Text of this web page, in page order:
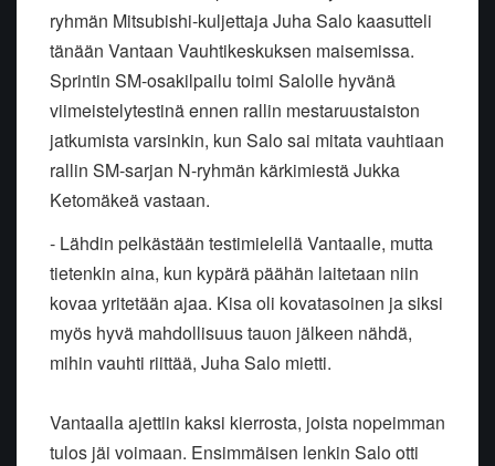
ryhmän Mitsubishi-kuljettaja Juha Salo kaasutteli
tänään Vantaan Vauhtikeskuksen maisemissa.
Sprintin SM-osakilpailu toimi Salolle hyvänä
viimeistelytestinä ennen rallin mestaruustaiston
jatkumista varsinkin, kun Salo sai mitata vauhtiaan
rallin SM-sarjan N-ryhmän kärkimiestä Jukka
Ketomäkeä vastaan.
- Lähdin pelkästään testimielellä Vantaalle, mutta
tietenkin aina, kun kypärä päähän laitetaan niin
kovaa yritetään ajaa. Kisa oli kovatasoinen ja siksi
myös hyvä mahdollisuus tauon jälkeen nähdä,
mihin vauhti riittää, Juha Salo mietti.
Vantaalla ajettiin kaksi kierrosta, joista nopeimman
tulos jäi voimaan. Ensimmäisen lenkin Salo otti